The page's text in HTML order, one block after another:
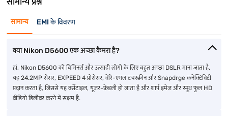
सामान्य EMI के विवरण
क्या Nikon D5600 एक अच्छा कैमरा है?
हां, Nikon D5600 को बिगिनर्स और उत्साही लोगों के लिए बहुत अच्छा DSLR माना जाता है.
यह 24.2MP सेंसर, EXPEED 4 प्रोसेसर, वेरि-एंगल टचस्क्रीन और Snapdrge कनेक्टिविटी
प्रदान करता है, जिससे यह वर्सेटाइल, यूज़र-फ्रेंडली हो जाता है और शार्प इमेज और स्मूथ फुल HD
वीडियो डिलीवर करने में सक्षम है.